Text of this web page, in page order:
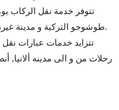
طوشوجو التركية و مدينة غيرنه في قبرص الشمالية على مدار السنه.